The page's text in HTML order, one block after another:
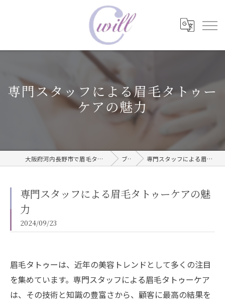
専門スタッフによる眉毛タトゥー
ケアの魅力
大阪府河内長野市で眉毛タトゥーならwill care サロン ブログ 専門スタッフによる眉毛タトゥーケアの魅力
専門スタッフによる眉毛タトゥーケアの魅
力
2024/09/23
眉毛タトゥーは、近年の美容トレンドとして多くの注目
を集めています。専門スタッフによる眉毛タトゥーケア
は、その技術と知識の豊富さから、顧客に最高の結果を